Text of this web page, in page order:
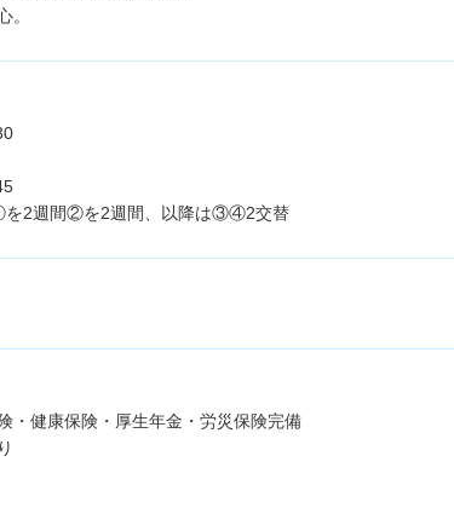
。
2週間②を2週間、以降は③④2交替
・健康保険・厚生年金・労災保険完備